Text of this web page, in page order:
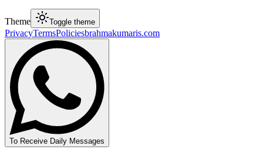
Theme Toggle theme
PrivacyTermsPoliciesbrahmakumaris.com
To Receive Daily Messages